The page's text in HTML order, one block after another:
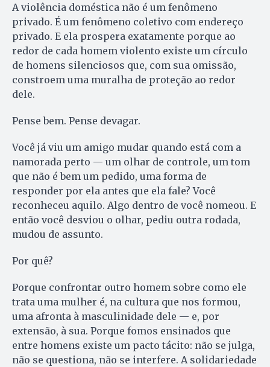
A violência doméstica não é um fenômeno
privado. É um fenômeno coletivo com endereço
privado. E ela prospera exatamente porque ao
redor de cada homem violento existe um círculo
de homens silenciosos que, com sua omissão,
constroem uma muralha de proteção ao redor
dele.
Pense bem. Pense devagar.
Você já viu um amigo mudar quando está com a
namorada perto — um olhar de controle, um tom
que não é bem um pedido, uma forma de
responder por ela antes que ela fale? Você
reconheceu aquilo. Algo dentro de você nomeou. E
então você desviou o olhar, pediu outra rodada,
mudou de assunto.
Por quê?
Porque confrontar outro homem sobre como ele
trata uma mulher é, na cultura que nos formou,
uma afronta à masculinidade dele — e, por
extensão, à sua. Porque fomos ensinados que
entre homens existe um pacto tácito: não se julga,
não se questiona, não se interfere. A solidariedade